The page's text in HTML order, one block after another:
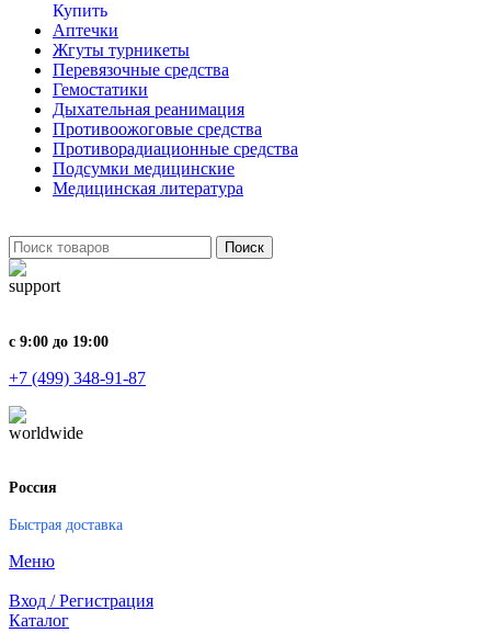
Купить
Аптечки
Жгуты турникеты
Перевязочные средства
Гемостатики
Дыхательная реанимация
Противоожоговые средства
Противорадиационные средства
Подсумки медицинские
Медицинская литература
Поиск
с 9:00 до 19:00
+7 (499) 348-91-87
Россия
Быстрая доставка
Меню
Вход / Регистрация
Каталог